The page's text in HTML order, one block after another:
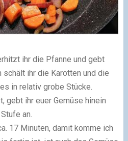
ihr die Pfanne und gebt
schält ihr die Karotten und die
in relativ grobe Stücke.
gebt ihr euer Gemüse hinein
an.
17 Minuten, damit komme ich